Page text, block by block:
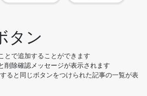
タン
とで追加することができます
削除確認メッセージが表示されます
ると同じボタンをつけられた記事の一覧が表